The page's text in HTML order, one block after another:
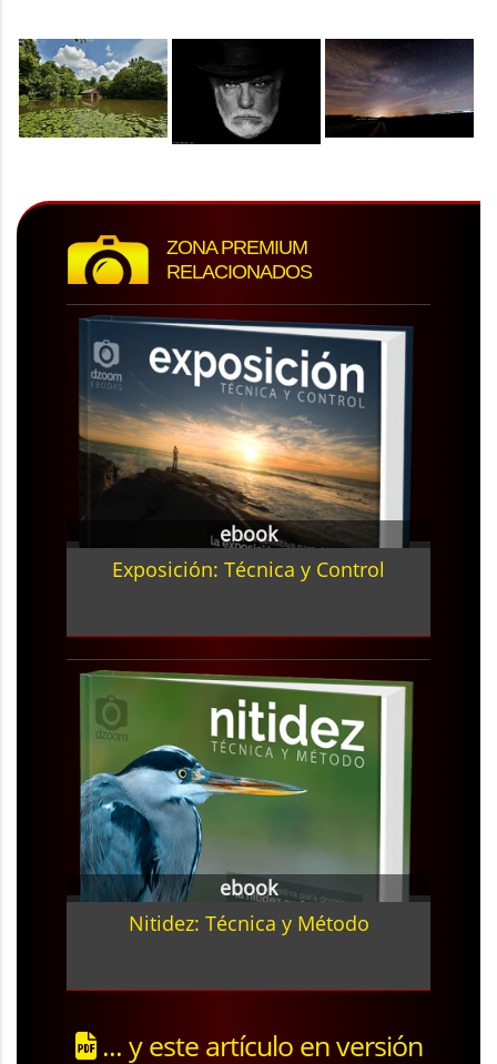
ZONA PREMIUM
RELACIONADOS
ebook
Exposición: Técnica y Control
ebook
Nitidez: Técnica y Método
... y este artículo en versión